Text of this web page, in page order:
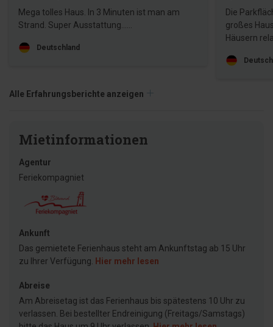
Mega tolles Haus. In 3 Minuten ist man am
Strand. Super Ausstattung……
Deutschland
Die
großes
Häusern
Alle Erfahrungsberichte anzeigen
Mietinformationen
Agentur
Feriekompagniet
Ankunft
Das gemietete Ferienhaus steht am Ankunftstag ab 15 Uhr
zu Ihrer Verfügung.
Hier mehr lesen
Abreise
Am Abreisetag ist das Ferienhaus bis spätestens 10 Uhr zu
verlassen. Bei bestellter Endreinigung (Freitags/Samstags)